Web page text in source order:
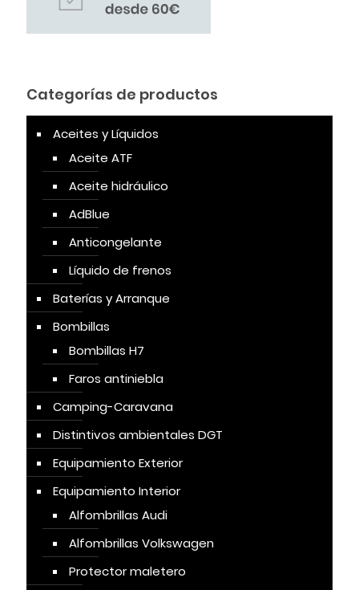
Categorías de productos
Aceites y Líquidos
Aceite ATF
Aceite hidráulico
AdBlue
Anticongelante
Líquido de frenos
Baterías y Arranque
Bombillas
Bombillas H7
Faros antiniebla
Camping-Caravana
Distintivos ambientales DGT
Equipamiento Exterior
Equipamiento Interior
Alfombrillas Audi
Alfombrillas Volkswagen
Protector maletero